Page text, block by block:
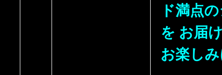
ド満点
を お届
お楽し